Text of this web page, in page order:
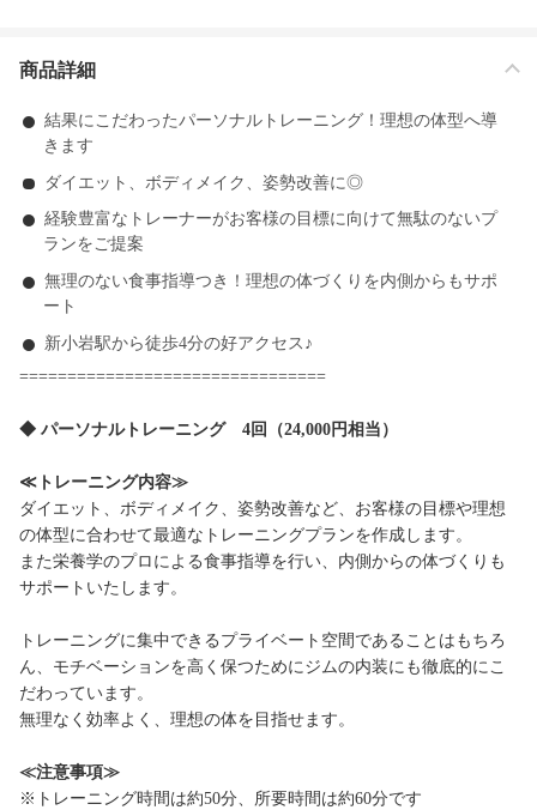
商品詳細
結果にこだわったパーソナルトレーニング！理想の体型へ導
きます
ダイエット、ボディメイク、姿勢改善に◎
経験豊富なトレーナーがお客様の目標に向けて無駄のないプ
ランをご提案
無理のない食事指導つき！理想の体づくりを内側からもサポ
ート
新小岩駅から徒歩4分の好アクセス♪
================================
◆ パーソナルトレーニング 4回（24,000円相当）
≪トレーニング内容≫
ダイエット、ボディメイク、姿勢改善など、お客様の目標や理想
の体型に合わせて最適なトレーニングプランを作成します。
また栄養学のプロによる食事指導を行い、内側からの体づくりも
サポートいたします。
トレーニングに集中できるプライベート空間であることはもちろ
ん、モチベーションを高く保つためにジムの内装にも徹底的にこ
だわっています。
無理なく効率よく、理想の体を目指せます。
≪注意事項≫
※トレーニング時間は約50分、所要時間は約60分です